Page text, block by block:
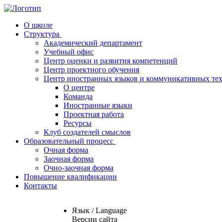
О школе
Структура
Академический департамент
Учебный офис
Центр оценки и развития компетенций
Центр проектного обучения
Центр иностранных языков и коммуникативных
О центре
Команда
Иностранные языки
Проектная работа
Ресурсы
Клуб создателей смыслов
Образовательный процесс
Очная форма
Заочная форма
Очно-заочная форма
Повышение квалификации
Контакты
Язык / Language
Версии сайта